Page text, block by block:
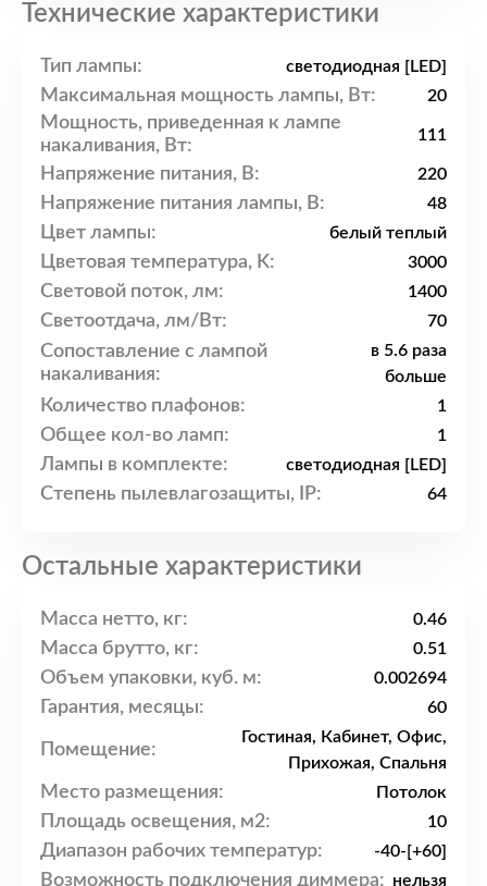
Технические характеристики
Тип лампы: светодиодная [LED]
Максимальная мощность лампы, Вт: 20
Мощность, приведенная к лампе
накаливания, Вт:
111
Напряжение питания, В: 220
Напряжение питания лампы, В: 48
Цвет лампы: белый теплый
Цветовая температура, K: 3000
Световой поток, лм: 1400
Светоотдача, лм/Вт: 70
Сопоставление с лампой
накаливания:
в 5.6 раза
больше
Количество плафонов: 1
Общее кол-во ламп: 1
Лампы в комплекте: светодиодная [LED]
Степень пылевлагозащиты, IP: 64
Остальные характеристики
Масса нетто, кг: 0.46
Масса брутто, кг: 0.51
Объем упаковки, куб. м: 0.002694
Гарантия, месяцы: 60
Помещение:
Гостиная, Кабинет, Офис,
Прихожая, Спальня
Место размещения: Потолок
Площадь освещения, м2: 10
Диапазон рабочих температур: -40-[+60]
Возможность подключения диммера: нельзя